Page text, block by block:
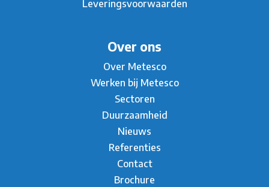
Leveringsvoorwaarden
Over ons
Over Metesco
Werken bij Metesco
Sectoren
Duurzaamheid
Nieuws
Referenties
Contact
Brochure